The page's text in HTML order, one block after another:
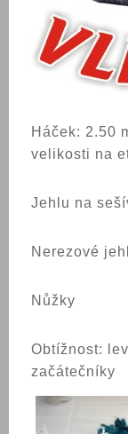
Háček: 2.50
velikosti na
Jehlu na
Nerezové
Nůžky
Obtížnost:
začátečníky